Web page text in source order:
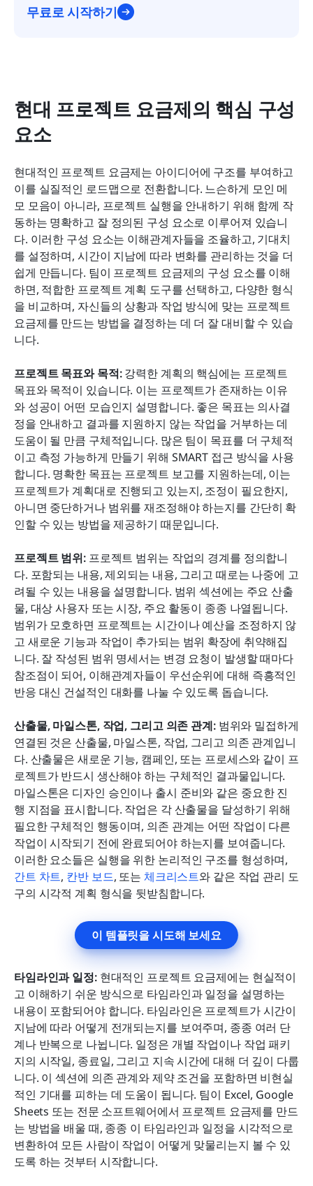
무료로 시작하기
현대 프로젝트 요금제의 핵심 구성
요소
현대적인 프로젝트 요금제는 아이디어에 구조를 부여하고
이를 실질적인 로드맵으로 전환합니다. 느슨하게 모인 메
모 모음이 아니라, 프로젝트 실행을 안내하기 위해 함께 작
동하는 명확하고 잘 정의된 구성 요소로 이루어져 있습니
다. 이러한 구성 요소는 이해관계자들을 조율하고, 기대치
를 설정하며, 시간이 지남에 따라 변화를 관리하는 것을 더
쉽게 만듭니다. 팀이 프로젝트 요금제의 구성 요소를 이해
하면, 적합한 프로젝트 계획 도구를 선택하고, 다양한 형식
을 비교하며, 자신들의 상황과 작업 방식에 맞는 프로젝트
요금제를 만드는 방법을 결정하는 데 더 잘 대비할 수 있습
니다.
프로젝트 목표와 목적: 강력한 계획의 핵심에는 프로젝트
목표와 목적이 있습니다. 이는 프로젝트가 존재하는 이유
와 성공이 어떤 모습인지 설명합니다. 좋은 목표는 의사결
정을 안내하고 결과를 지원하지 않는 작업을 거부하는 데
도움이 될 만큼 구체적입니다. 많은 팀이 목표를 더 구체적
이고 측정 가능하게 만들기 위해 SMART 접근 방식을 사용
합니다. 명확한 목표는 프로젝트 보고를 지원하는데, 이는
프로젝트가 계획대로 진행되고 있는지, 조정이 필요한지,
아니면 중단하거나 범위를 재조정해야 하는지를 간단히 확
인할 수 있는 방법을 제공하기 때문입니다.
프로젝트 범위: 프로젝트 범위는 작업의 경계를 정의합니
다. 포함되는 내용, 제외되는 내용, 그리고 때로는 나중에 고
려될 수 있는 내용을 설명합니다. 범위 섹션에는 주요 산출
물, 대상 사용자 또는 시장, 주요 활동이 종종 나열됩니다.
범위가 모호하면 프로젝트는 시간이나 예산을 조정하지 않
고 새로운 기능과 작업이 추가되는 범위 확장에 취약해집
니다. 잘 작성된 범위 명세서는 변경 요청이 발생할 때마다
참조점이 되어, 이해관계자들이 우선순위에 대해 즉흥적인
반응 대신 건설적인 대화를 나눌 수 있도록 돕습니다.
산출물, 마일스톤, 작업, 그리고 의존 관계: 범위와 밀접하게
연결된 것은 산출물, 마일스톤, 작업, 그리고 의존 관계입니
다. 산출물은 새로운 기능, 캠페인, 또는 프로세스와 같이 프
로젝트가 반드시 생산해야 하는 구체적인 결과물입니다.
마일스톤은 디자인 승인이나 출시 준비와 같은 중요한 진
행 지점을 표시합니다. 작업은 각 산출물을 달성하기 위해
필요한 구체적인 행동이며, 의존 관계는 어떤 작업이 다른
작업이 시작되기 전에 완료되어야 하는지를 보여줍니다.
간트 차트, 칸반 보드, 또는 체크리스트와 같은 작업 관리 도
구의 시각적 계획 형식을 뒷받침합니다.
이 템플릿을 시도해 보세요
타임라인과 일정: 현대적인 프로젝트 요금제에는 현실적이
고 이해하기 쉬운 방식으로 타임라인과 일정을 설명하는
내용이 포함되어야 합니다. 타임라인은 프로젝트가 시간이
지남에 따라 어떻게 전개되는지를 보여주며, 종종 여러 단
계나 반복으로 나뉩니다. 일정은 개별 작업이나 작업 패키
지의 시작일, 종료일, 그리고 지속 시간에 대해 더 깊이 다룹
니다. 이 섹션에 의존 관계와 제약 조건을 포함하면 비현실
적인 기대를 피하는 데 도움이 됩니다. 팀이 Excel, Google
Sheets 또는 전문 소프트웨어에서 프로젝트 요금제를 만드
는 방법을 배울 때, 종종 이 타임라인과 일정을 시각적으로
변환하여 모든 사람이 작업이 어떻게 맞물리는지 볼 수 있
도록 하는 것부터 시작합니다.